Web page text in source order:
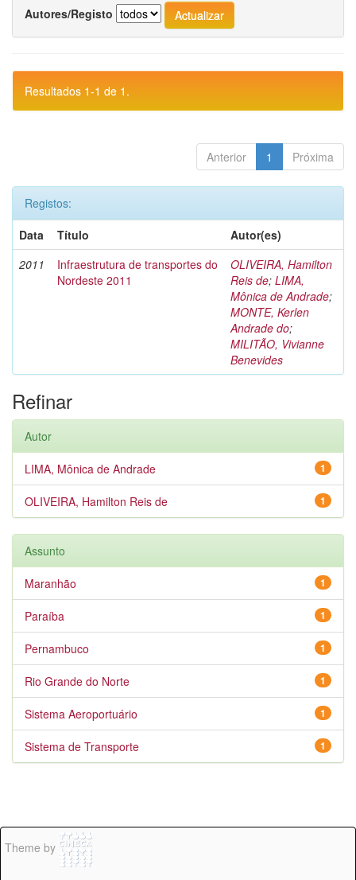
Autores/Registo
Resultados 1-1 de 1.
Anterior 1 Próxima
Registos:
Data
Título
Autor(es)
2011
Infraestrutura de transportes do
Nordeste 2011
OLIVEIRA, Hamilton
Reis de; LIMA,
Mônica de Andrade;
MONTE, Kerlen
Andrade do;
MILITÃO, Vivianne
Benevides
Refinar
Autor
1
LIMA, Mônica de Andrade
1
OLIVEIRA, Hamilton Reis de
Assunto
1
Maranhão
1
Paraíba
1
Pernambuco
1
Rio Grande do Norte
1
Sistema Aeroportuário
1
Sistema de Transporte
Theme by